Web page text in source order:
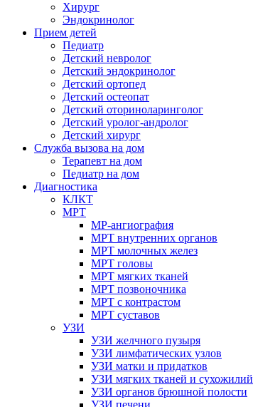
Хирург
Эндокринолог
Прием детей
Педиатр
Детский невролог
Детский эндокринолог
Детский ортопед
Детский остеопат
Детский оториноларинголог
Детский уролог-андролог
Детский хирург
Служба вызова на дом
Терапевт на дом
Педиатр на дом
Диагностика
КЛКТ
МРТ
МР-ангиография
МРТ внутренних органов
МРТ молочных желез
МРТ головы
МРТ мягких тканей
МРТ позвоночника
МРТ с контрастом
МРТ суставов
УЗИ
УЗИ желчного пузыря
УЗИ лимфатических узлов
УЗИ матки и придатков
УЗИ мягких тканей и сухожилий
УЗИ органов брюшной полости
УЗИ печени